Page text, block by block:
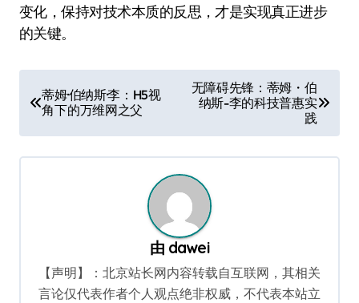
变化，保持对技术本质的反思，才是实现真正进步
的关键。
章
导
航
蒂姆·伯纳斯·李：H5视
角下的万维网之父
无障碍先锋：蒂姆・伯
纳斯-李的科技普惠实
践
由 dawei
【声明】：北京站长网内容转载自互联网，其相关
言论仅代表作者个人观点绝非权威，不代表本站立